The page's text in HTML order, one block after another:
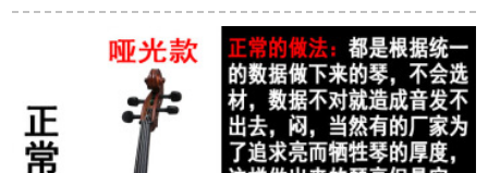
トラルの纹様の实木
の楽器のトラルの纹
様の尊贵な项の1/4身
长の115~135 cmを演
奏して使用します。
1/4泛用楽器のラ-ジセ
イズ2つ【4/4、3/4、
1/2ジェロに適してい
ます】